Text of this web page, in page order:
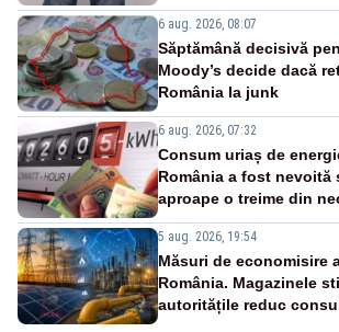
6 aug. 2026, 08:07
Săptămână decisivă
Moody’s decide dacă
România la junk
6 aug. 2026, 07:32
Consum uriaș de
România a fost nevoită
aproape o treime din
5 aug. 2026, 19:54
Măsuri de economisire
România. Magazinele
autoritățile reduc